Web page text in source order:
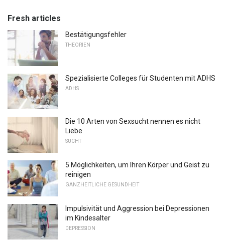
Fresh articles
Bestätigungsfehler
THEORIEN
Spezialisierte Colleges für Studenten mit ADHS
ADHS
Die 10 Arten von Sexsucht nennen es nicht
Liebe
SUCHT
5 Möglichkeiten, um Ihren Körper und Geist zu
reinigen
GANZHEITLICHE GESUNDHEIT
Impulsivität und Aggression bei Depressionen
im Kindesalter
DEPRESSION